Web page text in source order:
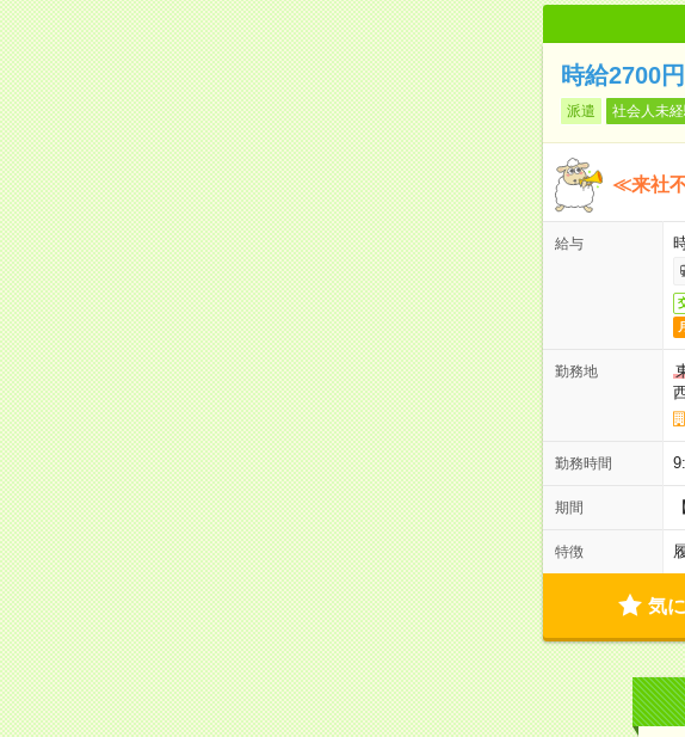
時給2700
派遣 社会人未
≪来社
給与
勤務地
勤務時間
期間
特徴
気